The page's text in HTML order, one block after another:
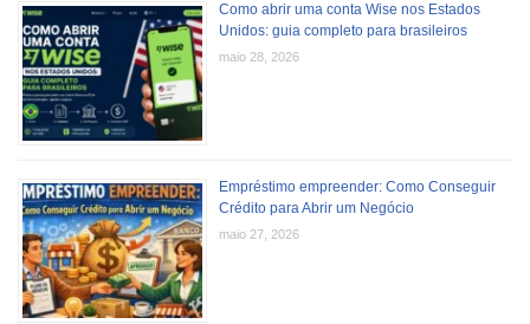
Como abrir uma conta Wise nos Estados
Unidos: guia completo para brasileiros
maio 28, 2026
Empréstimo empreender: Como Conseguir
Crédito para Abrir um Negócio
maio 27, 2026